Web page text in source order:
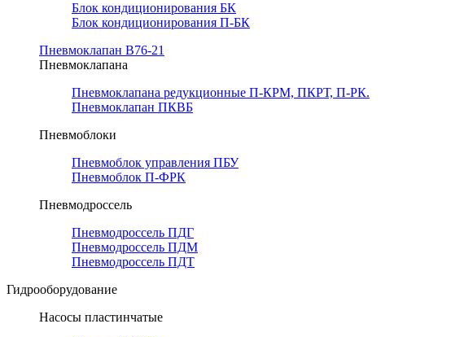
Блок кондиционирования БК
Блок кондиционирования П-БК
Пневмоклапан В76-21
Пневмоклапана
Пневмоклапана редукционные П-КРМ, ПКРТ, П-РК.
Пневмоклапан ПКВБ
Пневмоблоки
Пневмоблок управления ПБУ
Пневмоблок П-ФРК
Пневмодроссель
Пневмодроссель ПДГ
Пневмодроссель ПДМ
Пневмодроссель ПДТ
Гидрооборудование
Насосы пластинчатые